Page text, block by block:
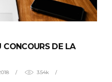
CONCOURS DE LA
3.54k